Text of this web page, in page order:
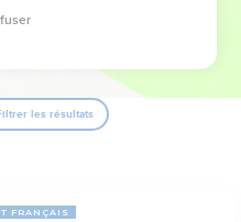
les résultats
FRANÇAIS